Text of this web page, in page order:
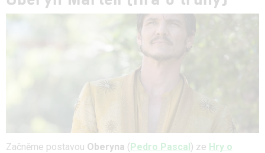
Začněme postavou Oberyna (Pedro Pascal) ze Hry o